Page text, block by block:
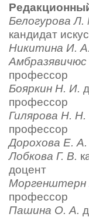
Белогурова Л.
кандидат
Никитина И. А.
Амбразявичюс
профессор
Бояркин Н. И.
профессор
Гилярова Н. Н.
профессор
Дорохова Е. А.
Лобкова Г. В.
доцент
Моргенштерн
профессор
Пашина О. А.